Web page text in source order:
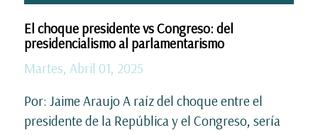
El choque presidente vs Congreso: del
presidencialismo al parlamentarismo
Martes, Abril 01, 2025
Por: Jaime Araujo A raíz del choque entre el
presidente de la República y el Congreso, sería